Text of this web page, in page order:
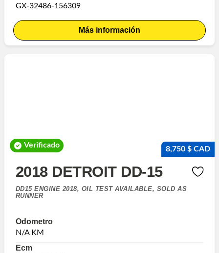
GX-32486-156309
Más información
Verificado 8,750 $ CAD
2018 DETROIT DD-15
DD15 ENGINE 2018, OIL TEST AVAILABLE, SOLD AS
RUNNER
Odometro
N/A KM
Ecm